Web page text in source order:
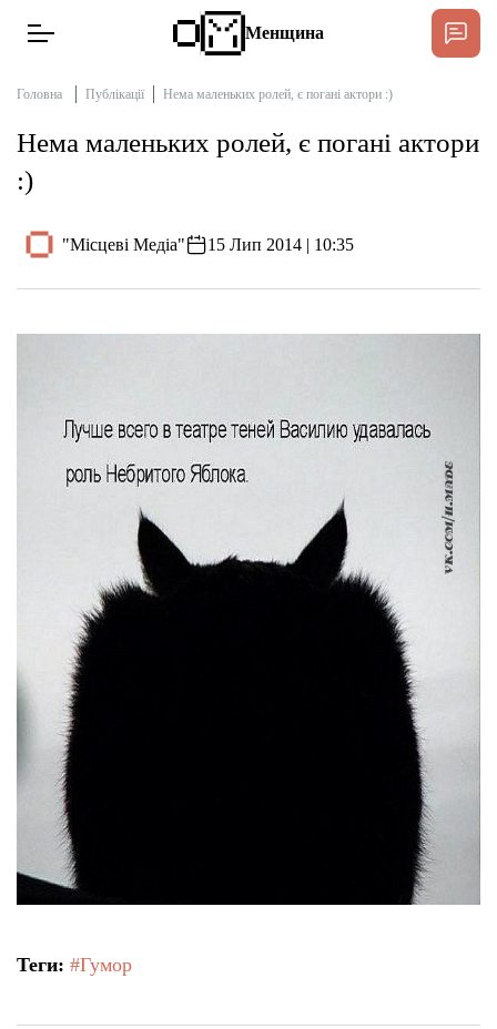
Інтерв’ю
Про нас
Бюджет
Довідник
Контакти
Рекламні прайси
Підтримати «місцевих»
Редакційна політика
Менщина
Головна Публікації Нема маленьких ролей, є погані актори :)
Нема маленьких ролей, є погані актори
:)
"Місцеві Медіа" 15 Лип 2014 | 10:35
Теги: #Гумор